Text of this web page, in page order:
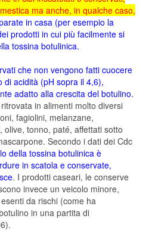
ma anche, in qualche caso,
in casa (per esempio la
prodotti in cui più facilmente si
tossina botulinica.
che non vengono fatti cuocere
acidità (pH sopra il 4,6),
adatto alla crescita del botulino.
in alimenti molto diversi
fagiolini, melanzane,
tonno, paté, affettati sotto
Secondo i dati dei Cdc
della tossina botulinica è
in scatola e conservate,
. I prodotti caseari, le conserve
invece un veicolo minore,
da rischi (come ha
in una partita di